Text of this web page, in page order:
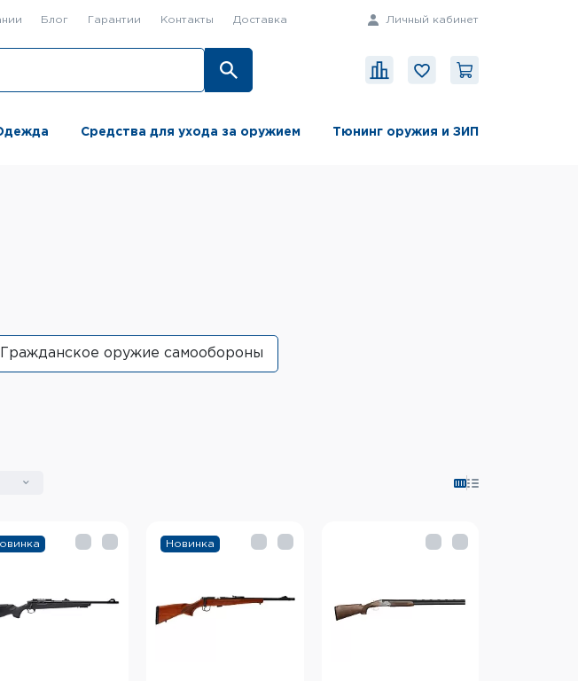
Блог Гарантии Контакты Доставка Личный кабинет
Средства для ухода за оружием Тюнинг оружия и ЗИП
Гражданское оружие самообороны
Новинка